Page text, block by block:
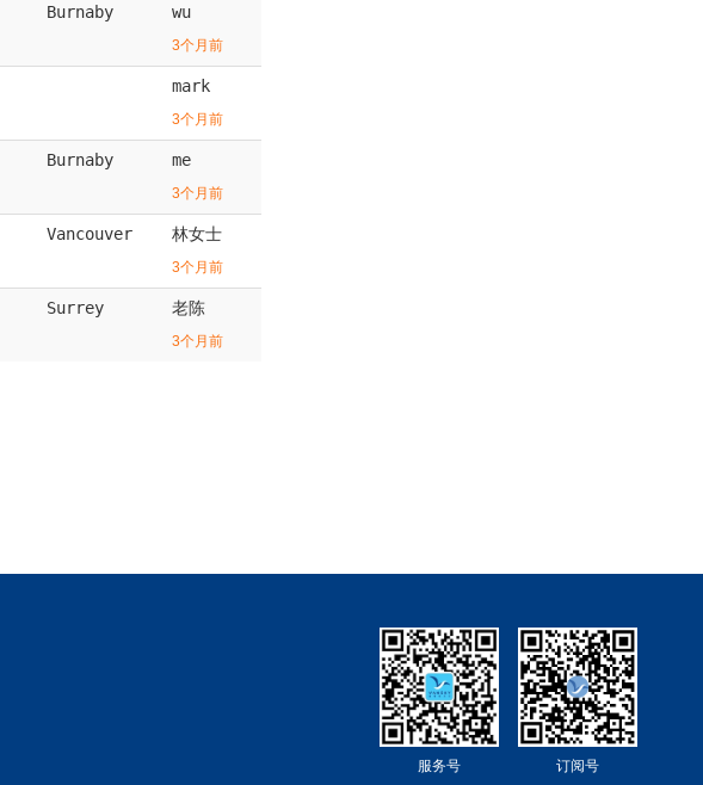
Burnaby wu
3个月前
mark
3个月前
Burnaby me
3个月前
Vancouver 林女士
3个月前
Surrey 老陈
3个月前
订阅号
服务号